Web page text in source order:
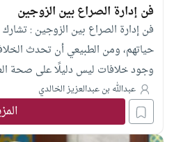
فن إدارة الصراع بين الزوجين
فن إدارة الصراع بين الزوجين :
حياتهم، ومن الطبيعي أن تحدث
وجود خلافات ليس دليلًا على صحة
البعض إلى علاقة مثالية، خالية من
فالخلافات أمر طبيعي، ولا يخلو بيت
النفوس المطلق فيمكن الحصول
عبدالله بن عبدالعزيز الخالدي